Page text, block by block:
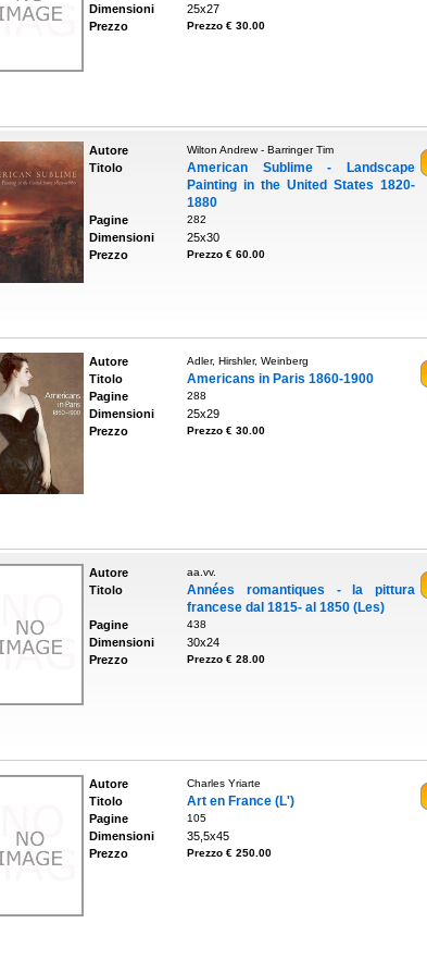
Dimensioni
25x27
Prezzo
Prezzo € 30.00
Autore Wilton Andrew - Barringer Tim
Titolo
American Sublime - Landscape
Painting in the United States 1820-
1880
Pagine 282
Dimensioni
25x30
Prezzo
Prezzo € 60.00
Autore Adler, Hirshler, Weinberg
Titolo Americans in Paris 1860-1900
Pagine 288
Dimensioni
25x29
Prezzo
Prezzo € 30.00
Autore aa.vv.
Titolo
Années romantiques - la pittura
francese dal 1815- al 1850 (Les)
Pagine 438
Dimensioni
30x24
Prezzo
Prezzo € 28.00
Autore Charles Yriarte
Titolo Art en France (L')
Pagine 105
Dimensioni
35,5x45
Prezzo
Prezzo € 250.00